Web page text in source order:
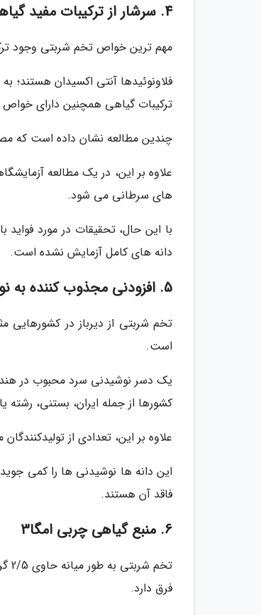
4. سرشار از ترکیبات مفید گیاهی
مهم ترین خواص تخم شربتی وجود
فلاونوئیدها آنتی اکسیدان هستند؛
ترکیبات گیاهی همچنین دارای
چندین مطالعه نشان داده است که
علاوه بر این، در یک مطالعه
های سرطانی می شود.
با این حال، تحقیقات در مورد
دانه های کامل آزمایش نشده است.
5. افزودنی مجذوب کننده به نوشیدنی ها
تخم شربتی از دیرباز در
است.
یک دسر نوشیدنی سرد محبوب در هند
کشورها از جمله ایران، بستنی، رشته
علاوه بر این، تعدادی از
این دانه ها نوشیدنی ها را کمی
فاقد آن هستند.
6. منبع گیاهی چربی امگا3
فرق دارد.